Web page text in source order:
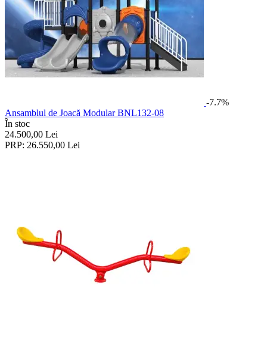
-7.7%
Ansamblul de Joacă Modular BNL132-08
În stoc
24.500,00 Lei
PRP: 26.550,00 Lei